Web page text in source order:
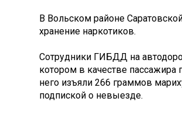
В Вольском районе
хранение наркотиков.
Сотрудники ГИБДД на
котором в качестве пассажира
него изъяли 266 граммов
подпиской о невыезде.